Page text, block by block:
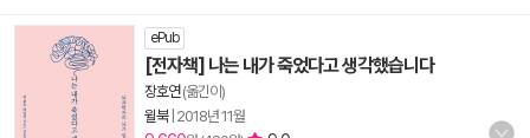
ePub
[전자책] 나는 내가 죽었다고 생각했습니다
장호연(옮긴이)
윌북| 2018년 11월